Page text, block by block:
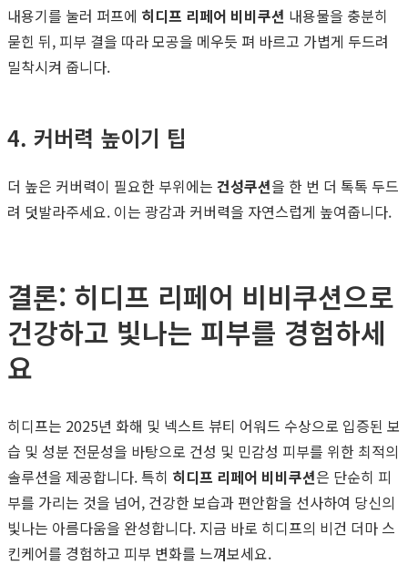
내용기를 눌러 퍼프에 히디프 리페어 비비쿠션 내용물을 충분히
묻힌 뒤, 피부 결을 따라 모공을 메우듯 펴 바르고 가볍게 두드려
밀착시켜 줍니다.
4. 커버력 높이기 팁
더 높은 커버력이 필요한 부위에는 건성쿠션을 한 번 더 톡톡 두드
려 덧발라주세요. 이는 광감과 커버력을 자연스럽게 높여줍니다.
결론: 히디프 리페어 비비쿠션으로
건강하고 빛나는 피부를 경험하세
요
히디프는 2025년 화해 및 넥스트 뷰티 어워드 수상으로 입증된 보
습 및 성분 전문성을 바탕으로 건성 및 민감성 피부를 위한 최적의
솔루션을 제공합니다. 특히 히디프 리페어 비비쿠션은 단순히 피
부를 가리는 것을 넘어, 건강한 보습과 편안함을 선사하여 당신의
빛나는 아름다움을 완성합니다. 지금 바로 히디프의 비건 더마 스
킨케어를 경험하고 피부 변화를 느껴보세요.